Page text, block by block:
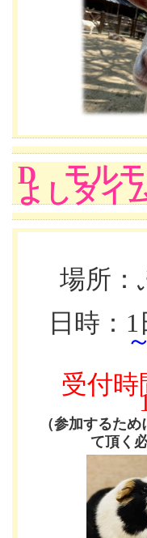
D モルモ
よしタイ
場所：
日時：1
受付時
（参加するた
て頂く